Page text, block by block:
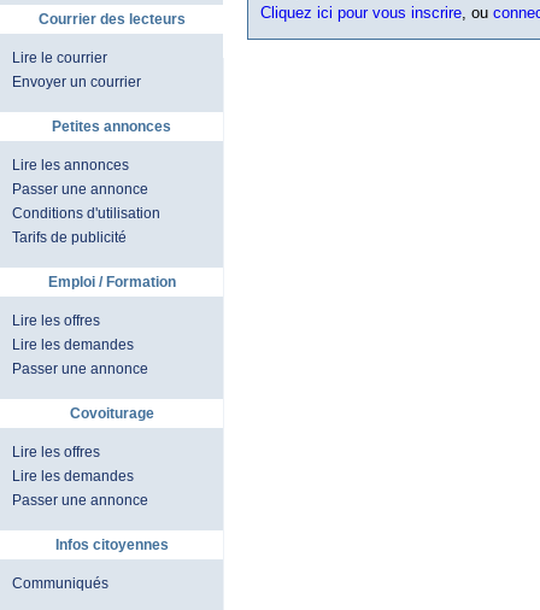
Courrier des lecteurs
Lire le courrier
Envoyer un courrier
Petites annonces
Lire les annonces
Passer une annonce
Conditions d'utilisation
Tarifs de publicité
Emploi / Formation
Lire les offres
Lire les demandes
Passer une annonce
Covoiturage
Lire les offres
Lire les demandes
Passer une annonce
Infos citoyennes
Communiqués
Cliquez ici pour vous inscrire, ou